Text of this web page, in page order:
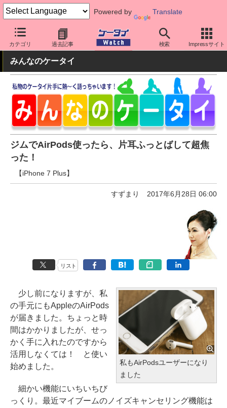
Powered by Translate
カテゴリ 過去記事 検索 Impressサイト
ケータイ Watch OS iPhone (iOS) アクセサリー
みんなのケータイ
ジムでAirPods使ったら、片耳ふっとばして超焦
った！
【iPhone 7 Plus】
すずまり 2017年6月28日 06:00
リスト
私もAirPodsユーザーになり
ました
少し前になりますが、私
の手元にもAppleのAirPods
が届きました。ちょっと時
間はかかりましたが、せっ
かく手に入れたのですから
活用しなくては！ と使い
始めました。
細かい機能にいちいちび
っくり。最近マイブームのノイズキャンセリング機能は